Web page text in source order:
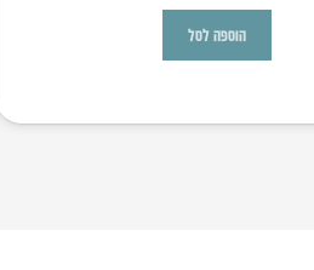
הוספה לסל